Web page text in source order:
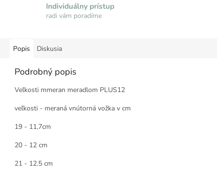
Individuálny prístup
radi vám poradíme
Popis Diskusia
Podrobný popis
Veľkosti mmeran meradlom PLUS12
veľkosti - meraná vnútorná vožka v cm
19 - 11,7cm
20 - 12 cm
21 - 12.5 cm